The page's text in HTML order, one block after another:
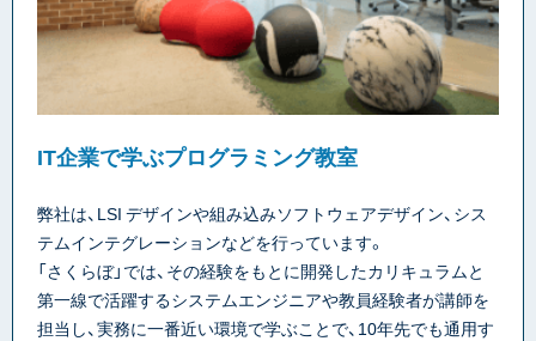
IT企業で学ぶプログラミング教室
弊社は、LSI デザインや組み込みソフトウェアデザイン、シス
テムインテグレーションなどを行っています。
「さくらぼ」では、その経験をもとに開発したカリキュラムと
第一線で活躍するシステムエンジニアや教員経験者が講師を
担当し、実務に一番近い環境で学ぶことで、10年先でも通用す